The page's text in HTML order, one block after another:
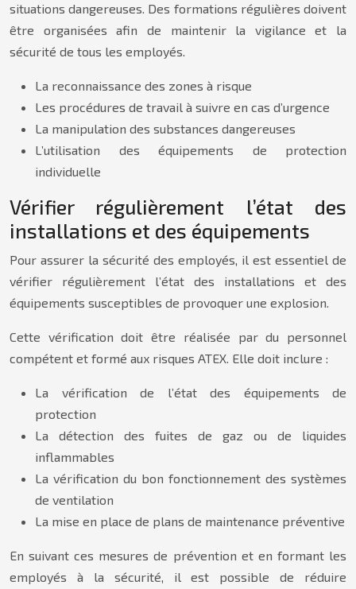
situations dangereuses. Des formations régulières doivent
être organisées afin de maintenir la vigilance et la
sécurité de tous les employés.
La reconnaissance des zones à risque
Les procédures de travail à suivre en cas d’urgence
La manipulation des substances dangereuses
L’utilisation des équipements de protection
individuelle
Vérifier régulièrement l’état des
installations et des équipements
Pour assurer la sécurité des employés, il est essentiel de
vérifier régulièrement l’état des installations et des
équipements susceptibles de provoquer une explosion.
Cette vérification doit être réalisée par du personnel
compétent et formé aux risques ATEX. Elle doit inclure :
La vérification de l’état des équipements de
protection
La détection des fuites de gaz ou de liquides
inflammables
La vérification du bon fonctionnement des systèmes
de ventilation
La mise en place de plans de maintenance préventive
En suivant ces mesures de prévention et en formant les
employés à la sécurité, il est possible de réduire